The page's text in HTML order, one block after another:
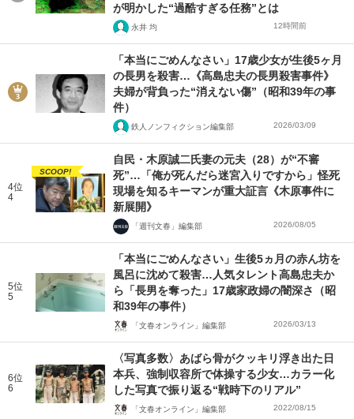
が明かした“過酷すぎる任務”とは
永井 均 12時間前
「本当にごめんなさい」17歳少女が生後5ヶ月
の長男を殺害…《高島忠夫の長男殺害事件》
夫婦が背負った“消えない傷”（昭和39年の事
件）
鉄人ノンフィクション編集部 2026/03/09
4位
4
SCOOP!
自民・木原誠二氏妻の元夫（28）が“不審
死”…「俺が死んだら迷宮入りですから」怪死
現場を知るキーマンが重大証言《木原事件に
新展開》
「週刊文春」編集部 2026/08/05
5位
5
「本当にごめんなさい」生後5ヵ月の赤ん坊を
風呂に沈めて殺害…人気タレント高島忠夫か
ら「長男を奪った」17歳家政婦の闇深さ（昭
和39年の事件）
「文春オンライン」編集部 2026/03/13
6位
6
〈写真多数〉あばら骨がクッキリ浮き出た日
本兵、強制収容所で体操する少女…カラー化
した写真で振り返る“戦時下のリアル”
「文春オンライン」編集部 2022/08/15